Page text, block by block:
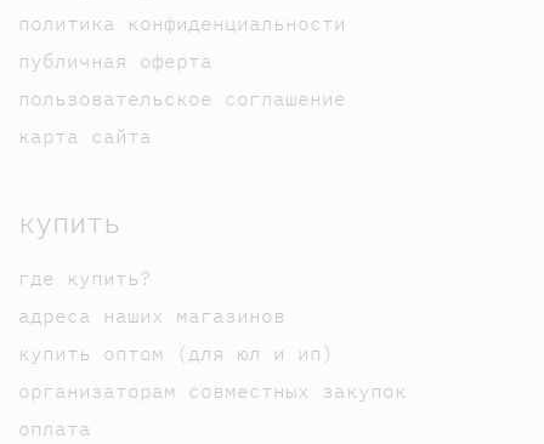
политика конфиденциальности
публичная оферта
пользовательское соглашение
карта сайта
купить
где купить?
адреса наших магазинов
купить оптом (для юл и ип)
организаторам совместных закупок
оплата